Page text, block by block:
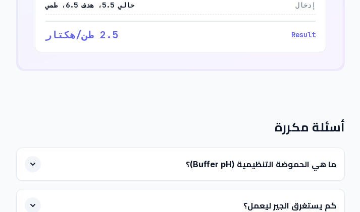
إدخال حالي 5.5، هدف 6.5، طمي
Result 2.5 طن/هكتار
أسئلة مكررة
ما هي الحموضة التنظيمية (Buffer pH)؟
كم يستغرق الجير ليعمل؟